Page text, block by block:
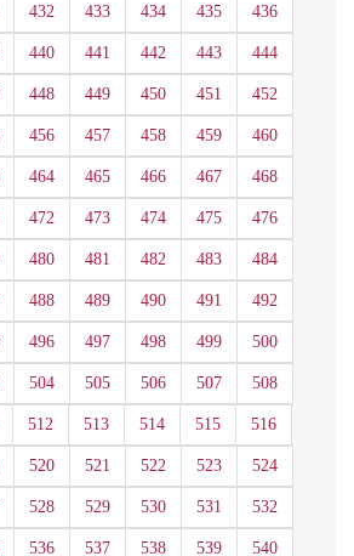
432 433 434 435 436
440 441 442 443 444
448 449 450 451 452
456 457 458 459 460
464 465 466 467 468
472 473 474 475 476
480 481 482 483 484
488 489 490 491 492
496 497 498 499 500
504 505 506 507 508
512 513 514 515 516
520 521 522 523 524
528 529 530 531 532
536 537 538 539 540